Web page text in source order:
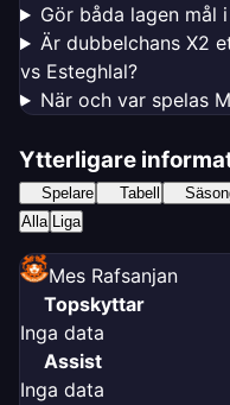
Gör båda lagen mål
Är dubbelchans X2
vs Esteghlal?
När och var spelas
Ytterligare
Spelare Tabell
Alla Liga
Mes Rafsanjan
Topskyttar
Inga data
Assist
Inga data